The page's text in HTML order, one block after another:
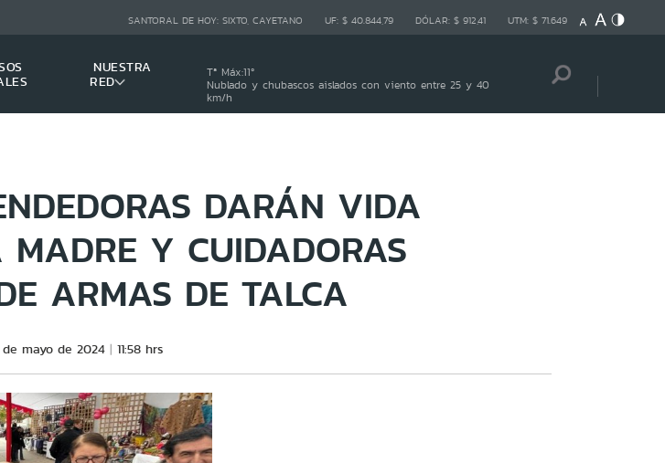
SANTORAL DE HOY: SIXTO, CAYETANO UF: $ 40.844,79 DÓLAR: $ 912,41 UTM: $ 71.649
NUESTRA
RED
Tª Máx:11º
Nublado y chubascos aislados con viento entre 25 y 40
km/h
DARÁN VIDA
Y CUIDADORAS
ARMAS DE TALCA
mayo de 2024 11:58 hrs